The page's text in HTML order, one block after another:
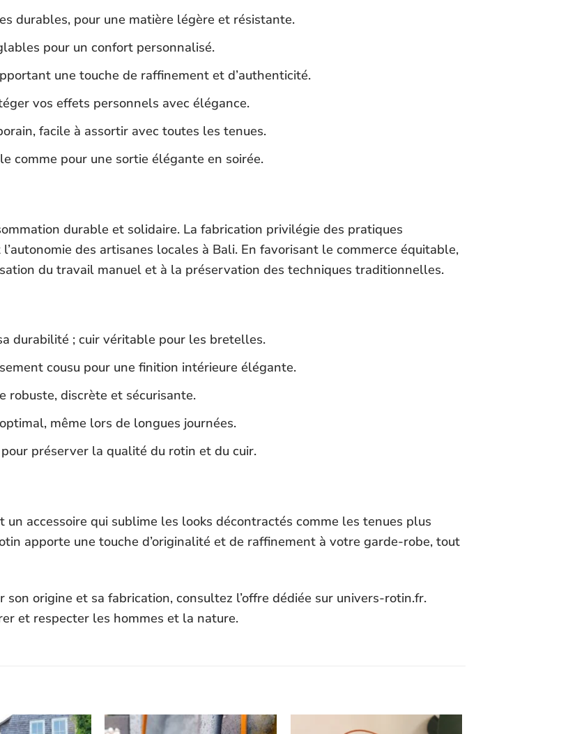
durables, pour une matière légère et résistante.
pour un confort personnalisé.
une touche de raffinement et d’authenticité.
vos effets personnels avec élégance.
facile à assortir avec toutes les tenues.
comme pour une sortie élégante en soirée.
durable et solidaire. La fabrication privilégie des pratiques
des artisanes locales à Bali. En favorisant le commerce équitable,
du travail manuel et à la préservation des techniques traditionnelles.
durabilité ; cuir véritable pour les bretelles.
cousu pour une finition intérieure élégante.
robuste, discrète et sécurisante.
même lors de longues journées.
préserver la qualité du rotin et du cuir.
accessoire qui sublime les looks décontractés comme les tenues plus
apporte une touche d’originalité et de raffinement à votre garde-robe, tout
origine et sa fabrication, consultez l’offre dédiée sur univers-rotin.fr.
et respecter les hommes et la nature.